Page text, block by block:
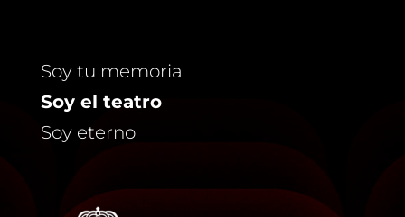
Soy tu memoria
Soy el teatro
Soy eterno